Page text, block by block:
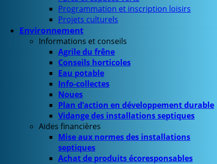
Programmation et inscription loisirs
Projets culturels
Environnement
Informations et conseils
Agrile du frêne
Conseils horticoles
Eau potable
Info-collectes
Noues
Plan d’action en développement durable
Vidange des installations septiques
Aides financières
Mise aux normes des installations
septiques
Achat de produits écoresponsables